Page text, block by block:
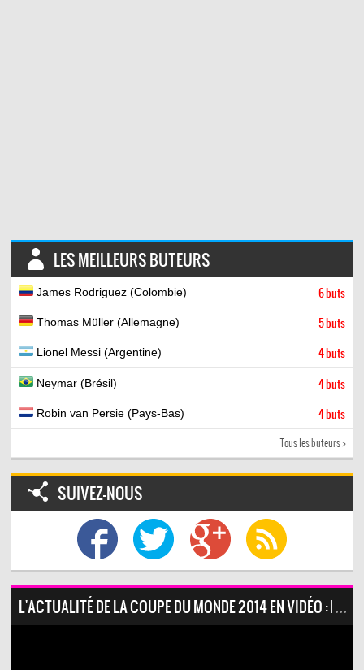
LES MEILLEURS BUTEURS
James Rodriguez (Colombie) 6 buts
Thomas Müller (Allemagne) 5 buts
Lionel Messi (Argentine) 4 buts
Neymar (Brésil) 4 buts
Robin van Persie (Pays-Bas) 4 buts
Tous les buteurs >
SUIVEZ-NOUS
L'ACTUALITÉ DE LA COUPE DU MONDE 2014 EN VIDÉO :